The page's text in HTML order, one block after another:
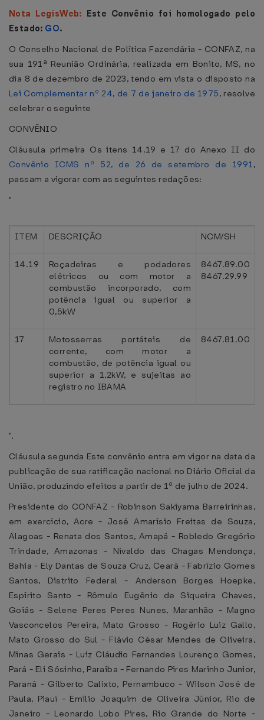
Nota LegisWeb: Este Convênio foi homologado pelo
Estado: GO.
O Conselho Nacional de Política Fazendária - CONFAZ, na
sua 191ª Reunião Ordinária, realizada em Bonito, MS, no
dia 8 de dezembro de 2023, tendo em vista o disposto na
Lei Complementar nº 24, de 7 de janeiro de 1975, resolve
celebrar o seguinte
CONVÊNIO
Cláusula primeira Os itens 14.19 e 17 do Anexo II do
Convênio ICMS nº 52, de 26 de setembro de 1991,
passam a vigorar com as seguintes redações:
"
ITEM DESCRIÇÃO NCM/SH
14.19
Roçadeiras e podadores
elétricos ou com motor a
combustão incorporado, com
potência igual ou superior a
0,5kW
8467.89.00
8467.29.99
17
Motosserras portáteis de
corrente, com motor a
combustão, de potência igual ou
superior a 1,2kW, e sujeitas ao
registro no IBAMA
8467.81.00
".
Cláusula segunda Este convênio entra em vigor na data da
publicação de sua ratificação nacional no Diário Oficial da
União, produzindo efeitos a partir de 1º de julho de 2024.
Presidente do CONFAZ - Robinson Sakiyama Barreirinhas,
em exercício, Acre - José Amarísio Freitas de Souza,
Alagoas - Renata dos Santos, Amapá - Robledo Gregório
Trindade, Amazonas - Nivaldo das Chagas Mendonça,
Bahia - Ely Dantas de Souza Cruz, Ceará - Fabrízio Gomes
Santos, Distrito Federal - Anderson Borges Hoepke,
Espírito Santo - Rômulo Eugênio de Siqueira Chaves,
Goiás - Selene Peres Peres Nunes, Maranhão - Magno
Vasconcelos Pereira, Mato Grosso - Rogério Luiz Gallo,
Mato Grosso do Sul - Flávio César Mendes de Oliveira,
Minas Gerais - Luiz Cláudio Fernandes Lourenço Gomes,
Pará - Eli Sósinho, Paraíba - Fernando Pires Marinho Junior,
Paraná - Gilberto Calixto, Pernambuco - Wilson José de
Paula, Piauí - Emílio Joaquim de Oliveira Júnior, Rio de
Janeiro - Leonardo Lobo Pires, Rio Grande do Norte -